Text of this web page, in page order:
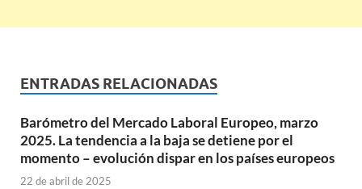
ENTRADAS RELACIONADAS
Barómetro del Mercado Laboral Europeo, marzo
2025. La tendencia a la baja se detiene por el
momento – evolución dispar en los países europeos
22 de abril de 2025